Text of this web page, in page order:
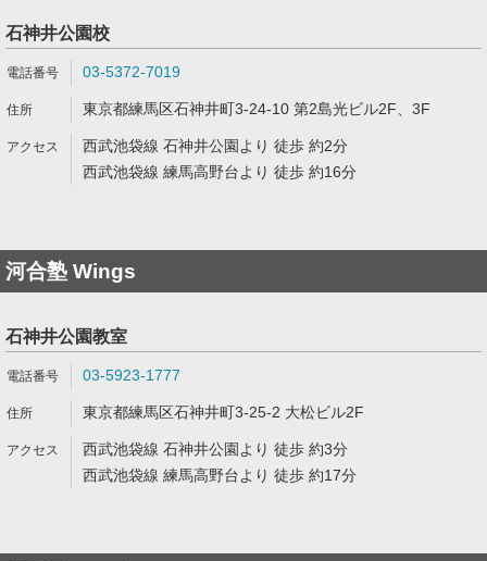
石神井公園校
03-5372-7019
東京都練馬区石神井町3-24-10 第2島光ビル2F、3F
西武池袋線 石神井公園より 徒歩 約2分
西武池袋線 練馬高野台より 徒歩 約16分
河合塾 Wings
石神井公園教室
03-5923-1777
東京都練馬区石神井町3-25-2 大松ビル2F
西武池袋線 石神井公園より 徒歩 約3分
西武池袋線 練馬高野台より 徒歩 約17分